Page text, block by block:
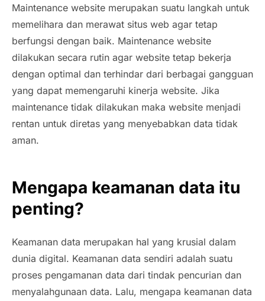
Maintenance website merupakan suatu langkah untuk
memelihara dan merawat situs web agar tetap
berfungsi dengan baik. Maintenance website
dilakukan secara rutin agar website tetap bekerja
dengan optimal dan terhindar dari berbagai gangguan
yang dapat memengaruhi kinerja website. Jika
maintenance tidak dilakukan maka website menjadi
rentan untuk diretas yang menyebabkan data tidak
aman.
Mengapa keamanan data itu
penting?
Keamanan data merupakan hal yang krusial dalam
dunia digital. Keamanan data sendiri adalah suatu
proses pengamanan data dari tindak pencurian dan
menyalahgunaan data. Lalu, mengapa keamanan data